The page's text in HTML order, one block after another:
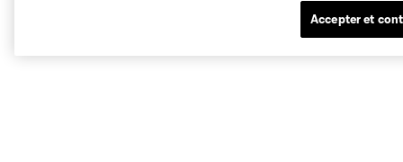
Accepter et